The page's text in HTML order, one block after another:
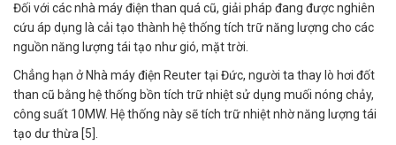
Đối với các nhà máy điện than quá cũ, giải pháp đang được nghiên
cứu áp dụng là cải tạo thành hệ thống tích trữ năng lượng cho các
nguồn năng lượng tái tạo như gió, mặt trời.
Chẳng hạn ở Nhà máy điện Reuter tại Đức, người ta thay lò hơi đốt
than cũ bằng hệ thống bồn tích trữ nhiệt sử dụng muối nóng chảy,
công suất 10MW. Hệ thống này sẽ tích trữ nhiệt nhờ năng lượng tái
tạo dư thừa [5].